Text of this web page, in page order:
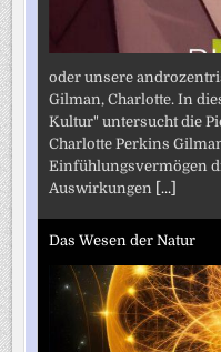
oder unsere
Gilman, Charlotte. In
Kultur" untersucht die
Charlotte Perkins
Einfühlungsvermögen
Auswirkungen [...]
Das Wesen der Natur